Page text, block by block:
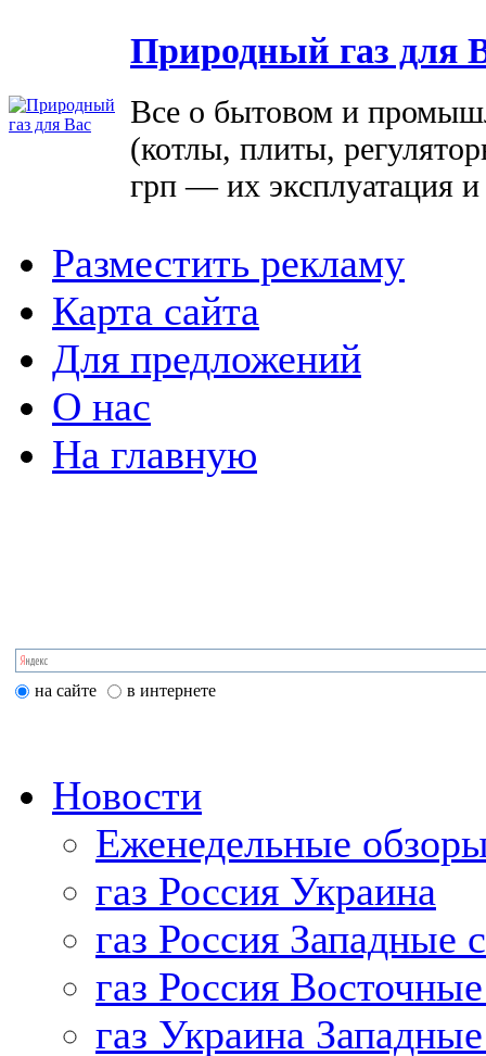
Природный газ для
Все о бытовом и
(котлы, плиты,
грп — их эксплуатация
Разместить рекламу
Карта сайта
Для предложений
О нас
На главную
на сайте в интернете
Новости
Еженедельные
газ Россия Украина
газ Россия Западные
газ Россия
газ Украина